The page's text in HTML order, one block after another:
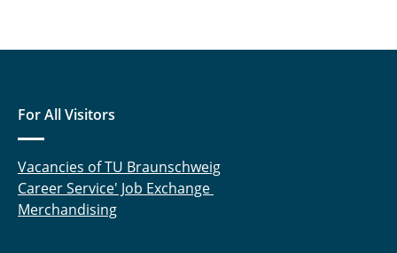
For All Visitors
Vacancies of TU Braunschweig
Career Service' Job Exchange
Merchandising